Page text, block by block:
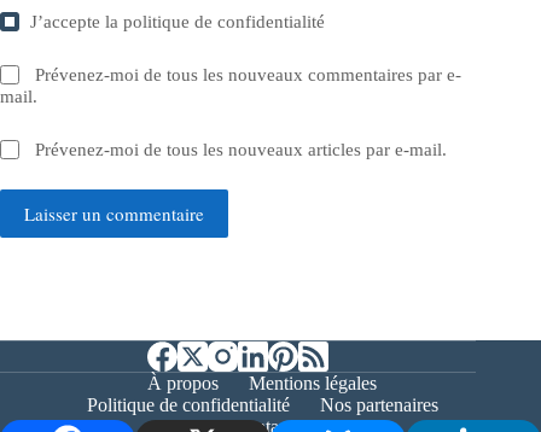
J’accepte lapolitique de confidentialité
Prévenez-moi de tous les nouveaux commentaires par e-
mail.
Prévenez-moi de tous les nouveaux articles par e-mail.
Laisser un commentaire
À propos
Mentions légales
Politique de confidentialité
Nos partenaires
Contact